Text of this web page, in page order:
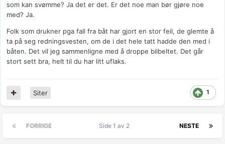
som kan svømme? Ja det er det. Er det noe man bør gjøre noe
med? Ja.
Folk som drukner pga fall fra båt har gjort en stor feil, de glemte å
ta på seg redningsvesten, om de i det hele tatt hadde den med i
båten. Det vil jeg sammenligne med å droppe bilbeltet. Det går
stort sett bra, helt til du har litt uflaks.
1
Siter
FORRIGE NESTE
Side 1 av 2